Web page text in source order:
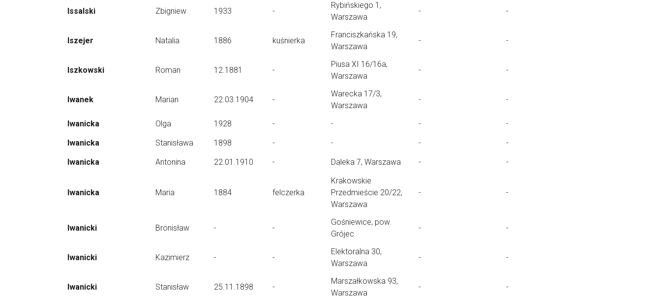
Issalski Zbigniew 1933 -
Rybińskiego 1,
Warszawa
- -
Iszejer Natalia 1886 kuśnierka
Franciszkańska 19,
Warszawa
- -
Iszkowski Roman 12.1881 -
Piusa XI 16/16a,
Warszawa
- -
Iwanek Marian 22.03.1904 -
Warecka 17/3,
Warszawa
- -
Iwanicka Olga 1928 - - - -
Iwanicka Stanisława 1898 - - - -
Iwanicka Antonina 22.01.1910 - Daleka 7, Warszawa - -
Iwanicka Maria 1884 felczerka
Krakowskie
Przedmieście 20/22,
Warszawa
- -
Iwanicki Bronisław - -
Gośniewice, pow.
Grójec
- -
Iwanicki Kazimierz - -
Elektoralna 30,
Warszawa
- -
Iwanicki Stanisław 25.11.1898 -
Marszałkowska 93,
Warszawa
- -